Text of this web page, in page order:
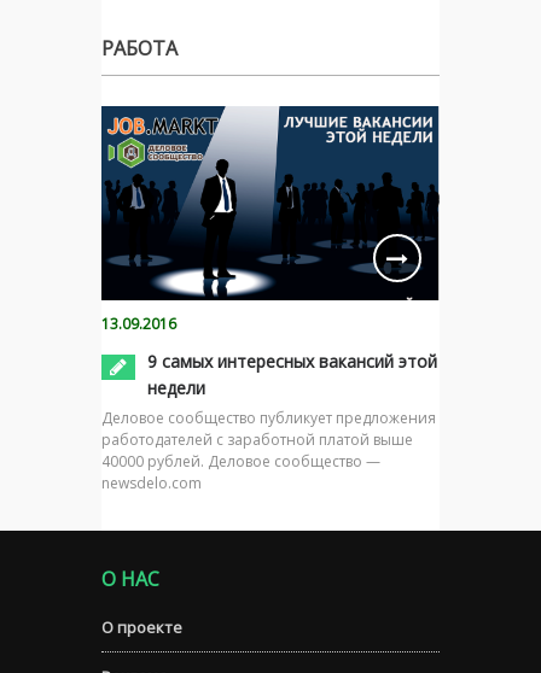
РАБОТА
13.09.2016
9 самых интересных вакансий этой
недели
Деловое сообщество публикует предложения
работодателей с заработной платой выше
40000 рублей. Деловое сообщество —
newsdelo.com
О НАС
О проекте